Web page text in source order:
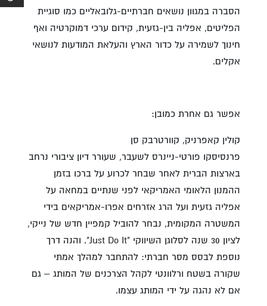
הסברה במגוון נושאים חברתיים-גלובאליים כמו סוגיית
הפליטים, אפליה בין-גזעית, קידום ערכי דמוקרטיה ואף
חינוך לשמירה על כדור הארץ והעלאת המודעות לנושאי
אקלים.
אפשר גם אחרת כמובן:
קולין קאפרניק, קוורטרבק סן
פרנסיסקו פורטי-ניינרס לשעבר, שעורר דיון ציבורי נרחב
בארצות הברית לאחר שבחר לכרוע על ברכו בזמן
ההמנון הלאומי האמריקאי לפני שנתיים במחאה על
אפליה גזעית ועל הרג אזרחים אפרו-אמריקאים בידי
המשטרה המקומית, נבחר להוביל קמפיין חדש של נייקי,
לציון 30 שנה לסלוגן השיווקי "Just Do It". והנה דרך
נוספת לבסס מסר חברתי: להתחבר למהלך אמתי
שקורה בשטח ורלוונטי לקהל הצרכנים של המותג – גם
אם לא נהגה על ידי המותג עצמו.